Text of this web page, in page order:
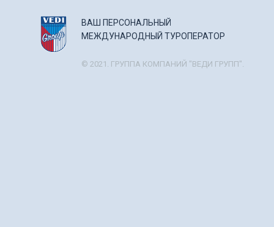
ВАШ ПЕРСОНАЛЬНЫЙ
МЕЖДУНАРОДНЫЙ ТУРОПЕРАТОР
© 2021. ГРУППА КОМПАНИЙ "ВЕДИ ГРУПП".